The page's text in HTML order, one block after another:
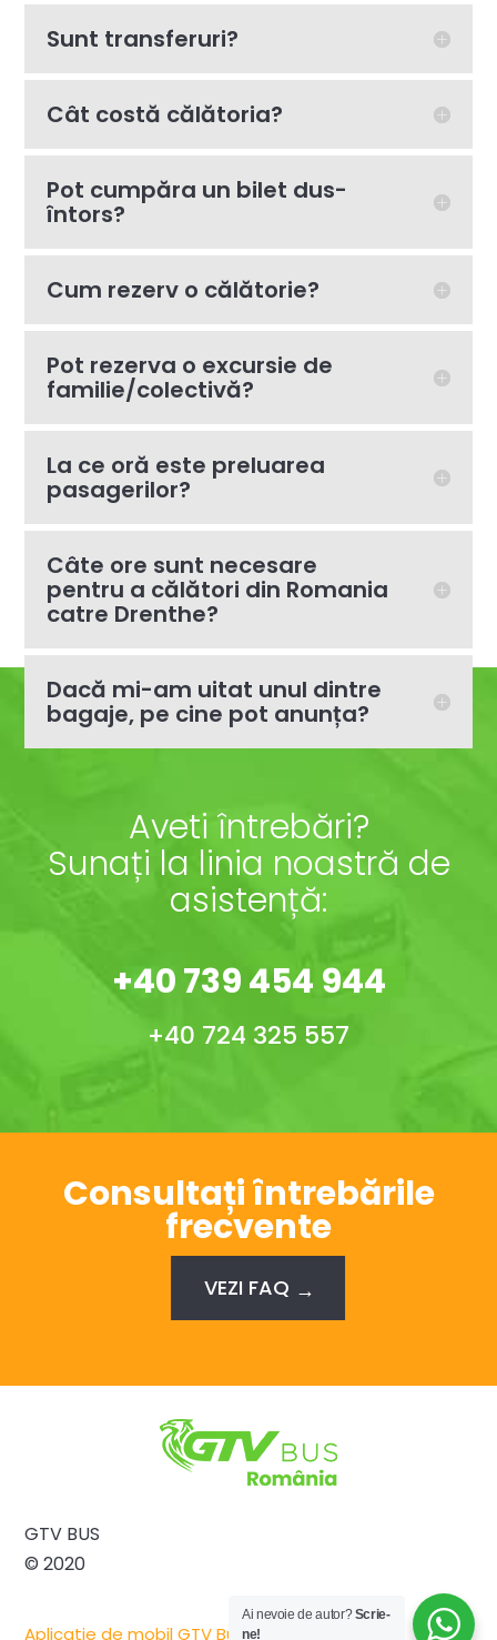
Sunt transferuri?
Cât costă călătoria?
Pot cumpăra un bilet dus-
întors?
Cum rezerv o călătorie?
Pot rezerva o excursie de
familie/colectivă?
La ce oră este preluarea
pasagerilor?
Câte ore sunt necesare
pentru a călători din Romania
catre Drenthe?
Dacă mi-am uitat unul dintre
bagaje, pe cine pot anunța?
Aveti întrebări?
Sunați la linia noastră de
asistență:
+40 739 454 944
+40 724 325 557
Consultați întrebările
frecvente
VEZI FAQ
GTV BUS
© 2020
Aplicatie de mobil GTV Bus
Ai nevoie de autor?Scrie-
ne!